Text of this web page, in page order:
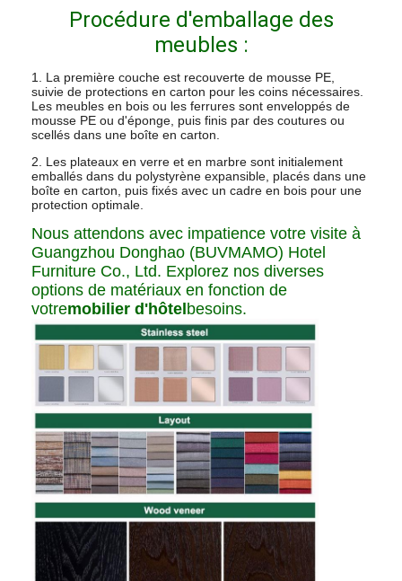
Procédure d'emballage des
meubles :
1. La première couche est recouverte de mousse PE,
suivie de protections en carton pour les coins nécessaires.
Les meubles en bois ou les ferrures sont enveloppés de
mousse PE ou d'éponge, puis finis par des coutures ou
scellés dans une boîte en carton.
2. Les plateaux en verre et en marbre sont initialement
emballés dans du polystyrène expansible, placés dans une
boîte en carton, puis fixés avec un cadre en bois pour une
protection optimale.
Nous attendons avec impatience votre visite à
Guangzhou Donghao (BUVMAMO) Hotel
Furniture Co., Ltd. Explorez nos diverses
options de matériaux en fonction de
votremobilier d'hôtelbesoins.